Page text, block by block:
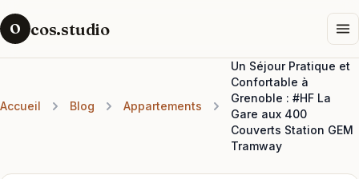
O cos.studio
Accueil Blog Appartements
Un Séjour Pratique et
Confortable à
Grenoble : #HF La
Gare aux 400
Couverts Station GEM
Tramway